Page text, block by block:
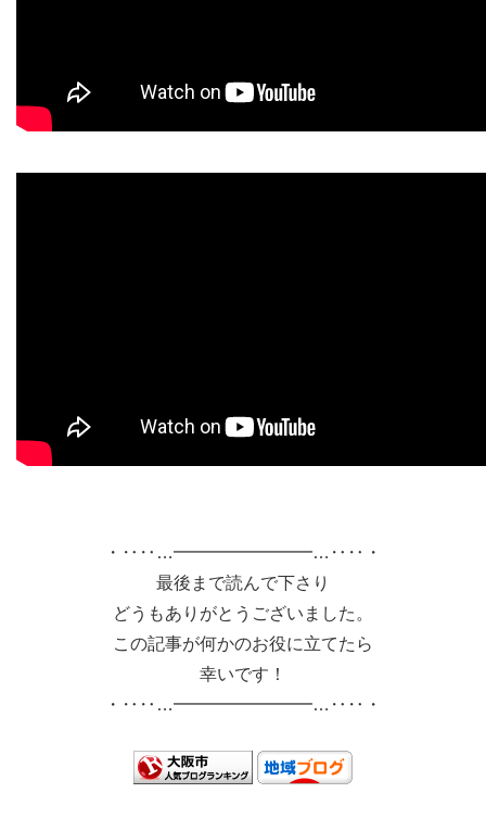
・‥‥…━━━━━━━━…‥‥・
最後まで読んで下さり
どうもありがとうございました。
この記事が何かのお役に立てたら
幸いです！
・‥‥…━━━━━━━━…‥‥・